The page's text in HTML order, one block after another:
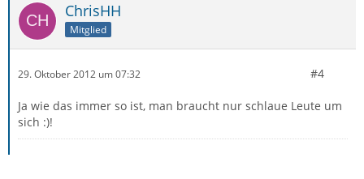
ChrisHH
Mitglied
29. Oktober 2012 um 07:32 #4
Ja wie das immer so ist, man braucht nur schlaue Leute um
sich :)!